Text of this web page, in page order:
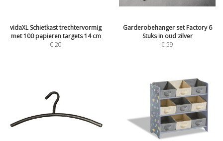
vidaXL Schietkast trechtervormig
met 100 papieren targets 14 cm
€20
Garderobehanger set Factory 6
Stuks in oud zilver
€59